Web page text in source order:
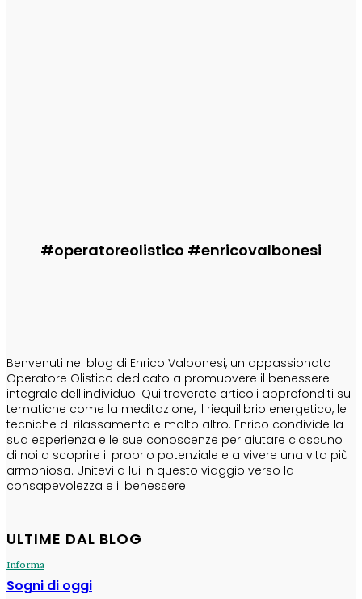
#operatoreolistico #enricovalbonesi
Benvenuti nel blog di Enrico Valbonesi, un appassionato
Operatore Olistico dedicato a promuovere il benessere
integrale dell'individuo. Qui troverete articoli approfonditi su
tematiche come la meditazione, il riequilibrio energetico, le
tecniche di rilassamento e molto altro. Enrico condivide la
sua esperienza e le sue conoscenze per aiutare ciascuno
di noi a scoprire il proprio potenziale e a vivere una vita più
armoniosa. Unitevi a lui in questo viaggio verso la
consapevolezza e il benessere!
ULTIME DAL BLOG
Informa
Sogni di oggi